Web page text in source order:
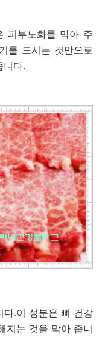
피부노화를 막아 주
를 드시는 것만으로
니다.
다.이 성분은 뼈 건강
지는 것을 막아 줍니